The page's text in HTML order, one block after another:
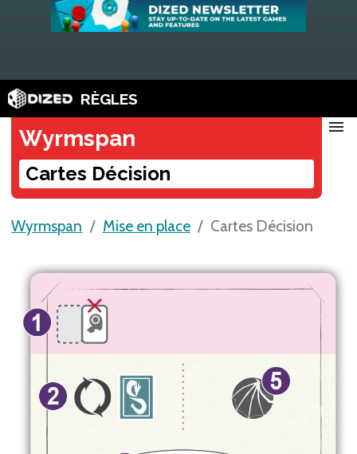
RÈGLES
Wyrmspan
Cartes Décision
menu
Wyrmspan Mise en place Cartes Décision